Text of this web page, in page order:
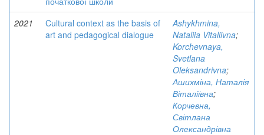
2021
Cultural context as the basis of
art and pedagogical dialogue
Ashykhmina,
Nataliia Vitaliivna;
Korchevnaya,
Svetlana
Oleksandrivna;
Ашихміна, Наталія
Віталіївна;
Корчевна,
Світлана
Олександрівна